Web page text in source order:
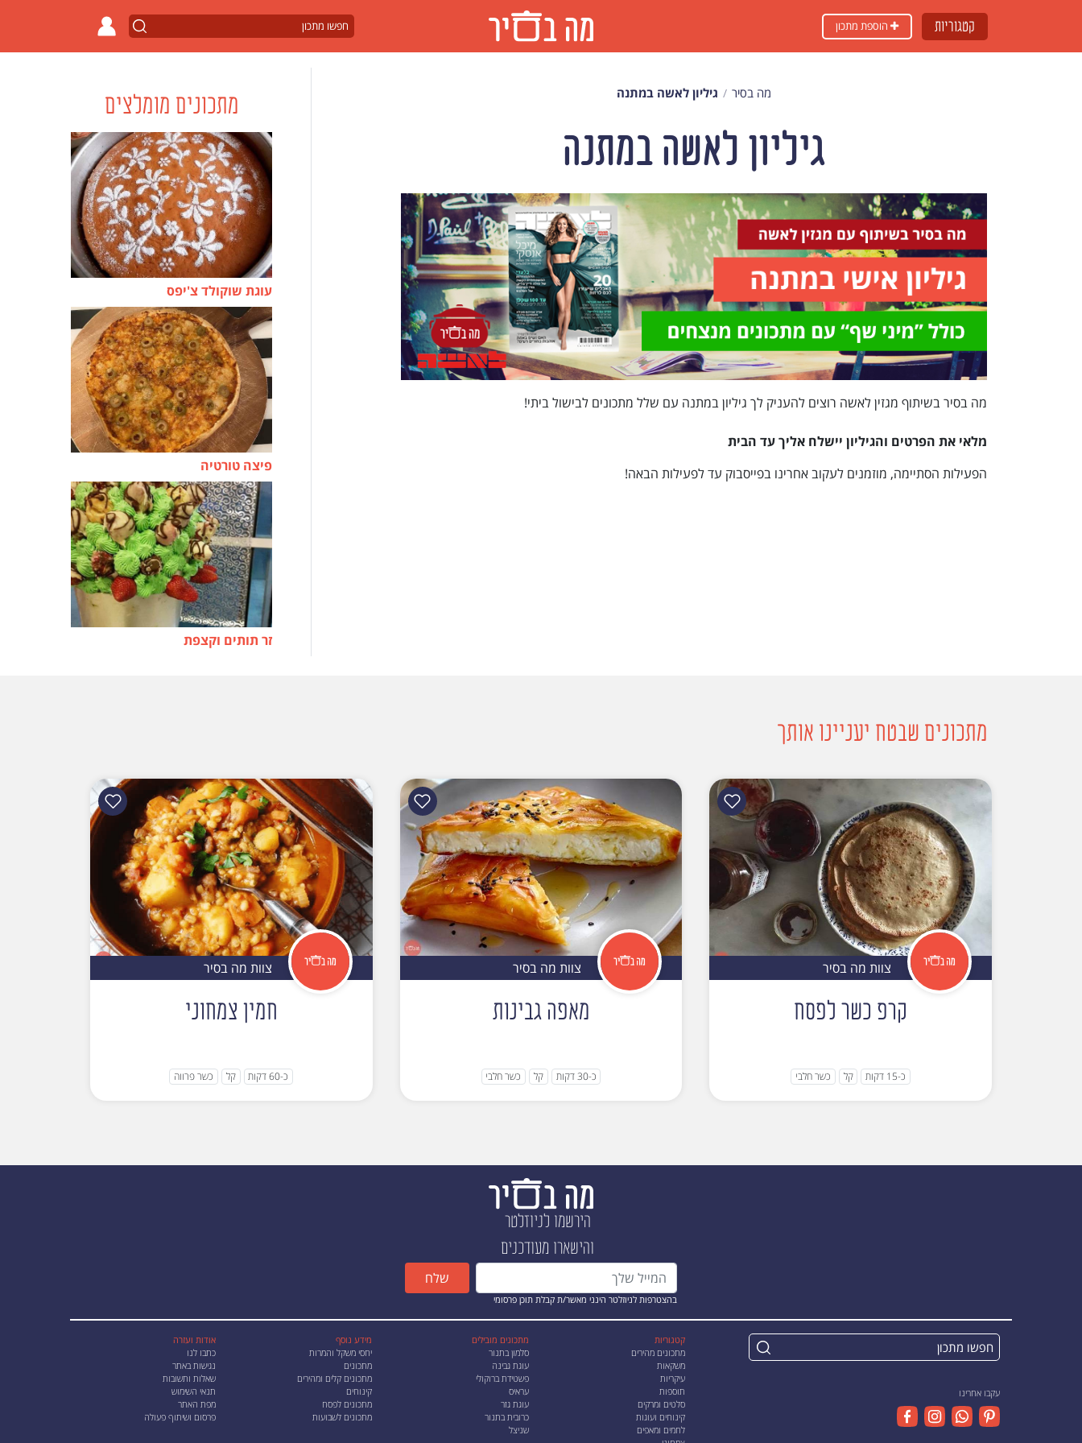
קטגוריות
מה בסיר גיליון לאשה במתנה
גיליון לאשה במתנה
מה בסיר בשיתוף מגזין לאשה רוצים להעניק לך גיליון במתנה עם שלל מתכונים לבישול ביתי!
מלאי את הפרטים והגיליון יישלח אליך עד הבית
הפעילות הסתיימה, מוזמנים לעקוב אחרינו בפייסבוק עד לפעילות הבאה!
מתכונים מומלצים
עוגת שוקולד צ'יפס
פיצה טורטיה
זר תותים וקצפת
מתכונים שבטח יעניינו אותך
צוות מה בסיר
קרפ כשר לפסח
כ-15 דקות קל כשר חלבי
צוות מה בסיר
מאפה גבינות
כ-30 דקות קל כשר חלבי
צוות מה בסיר
חמין צמחוני
כ-60 דקות קל כשר פרווה
הירשמו לניוזלטר
והישארו מעודכנים
בהצטרפות לניוזלטר הינני מאשר/ת קבלת תוכן פרסומי
שלח
עקבו אחרינו
קטגוריות
מתכונים מהירים
משקאות
עיקריות
תוספות
סלטים ומרקים
קינוחים ועוגות
לחמים ומאפים
מתכונים מובילים
סלמון בתנור
עוגת גבינה
פשטידת ברוקולי
עראיס
עוגת גזר
כרובית בתנור
שניצל
מידע נוסף
יחסי משקל והמרות
מתכונים
מתכונים קלים ומהירים
קינוחים
מתכונים לפסח
מתכונים לשבועות
אודות ועזרה
כתבו לנו
נגישות באתר
שאלות ותשובות
תנאי השימוש
מפת האתר
פרסום ושיתוף פעולה